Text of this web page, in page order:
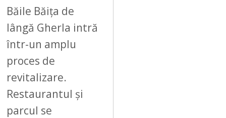
Băile Băița de
lângă Gherla intră
într-un amplu
proces de
revitalizare.
Restaurantul și
parcul se